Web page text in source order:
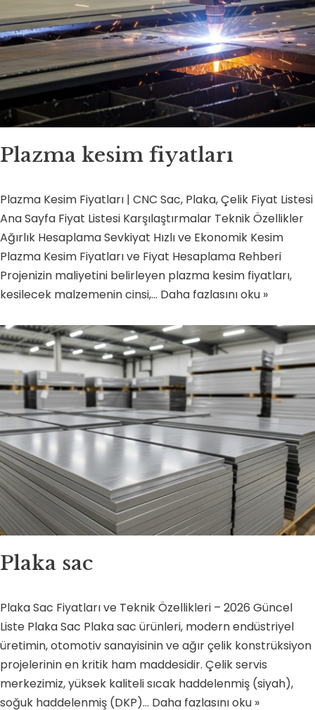
Plazma kesim fiyatları
Plazma Kesim Fiyatları | CNC Sac, Plaka, Çelik Fiyat Listesi
Ana Sayfa Fiyat Listesi Karşılaştırmalar Teknik Özellikler
Ağırlık Hesaplama Sevkiyat Hızlı ve Ekonomik Kesim
Plazma Kesim Fiyatları ve Fiyat Hesaplama Rehberi
Projenizin maliyetini belirleyen plazma kesim fiyatları,
kesilecek malzemenin cinsi,… Daha fazlasını oku »
Plaka sac
Plaka Sac Fiyatları ve Teknik Özellikleri – 2026 Güncel
Liste Plaka Sac Plaka sac ürünleri, modern endüstriyel
üretimin, otomotiv sanayisinin ve ağır çelik konstrüksiyon
projelerinin en kritik ham maddesidir. Çelik servis
merkezimiz, yüksek kaliteli sıcak haddelenmiş (siyah),
soğuk haddelenmiş (DKP)… Daha fazlasını oku »